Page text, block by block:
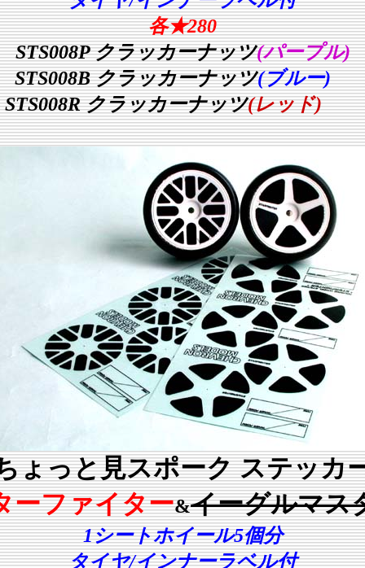
各★280
STS008P クラッカーナッツ(パープル)
STS008B クラッカーナッツ(ブルー)
STS008R クラッカーナッツ(レッド)
ょっと見スポーク ステッカ
ーファイター&イーグルマス
1シートホイール5個分
タイヤ/インナーラベル付